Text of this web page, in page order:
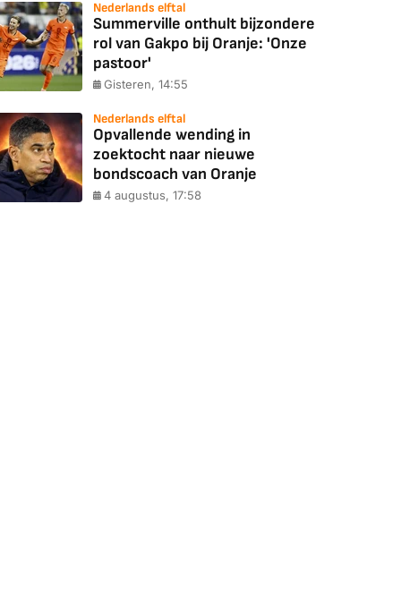
Nederlands elftal
Summerville onthult bijzondere
rol van Gakpo bij Oranje: 'Onze
pastoor'
Gisteren, 14:55
Nederlands elftal
Opvallende wending in
zoektocht naar nieuwe
bondscoach van Oranje
4 augustus, 17:58